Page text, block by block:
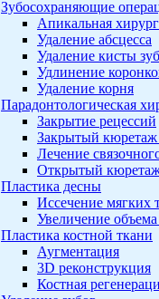
Зубосохраняющие
Апикальная
Удаление абсцесса
Удаление кисты
Удлинение
Удаление корня
Парадонтологическая
Закрытие рецессий
Закрытый кюретаж
Лечение
Открытый
Пластика десны
Иссечение мягких
Увеличение
Пластика костной ткани
Аугментация
3D реконструкция
Костная